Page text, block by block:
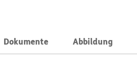
Dokumente Abbildung